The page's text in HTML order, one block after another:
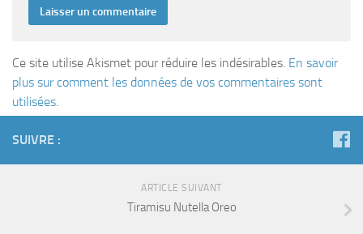
Ce site utilise Akismet pour réduire les indésirables. En savoir
plus sur comment les données de vos commentaires sont
utilisées.
SUIVRE :
ARTICLE SUIVANT
Tiramisu Nutella Oreo